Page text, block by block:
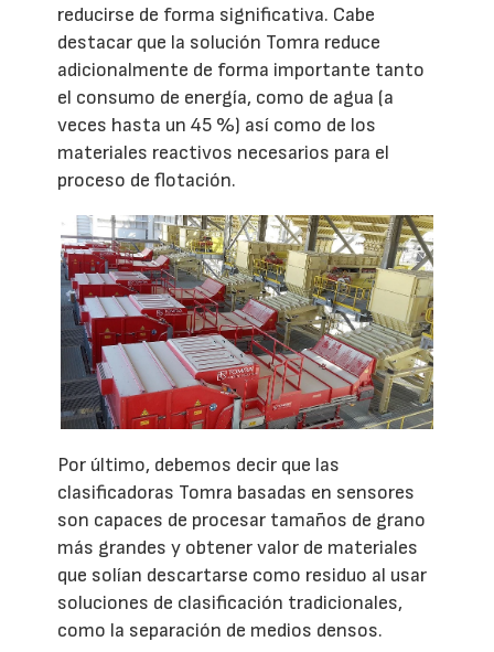
reducirse de forma significativa. Cabe
destacar que la solución Tomra reduce
adicionalmente de forma importante tanto
el consumo de energía, como de agua (a
veces hasta un 45 %) así como de los
materiales reactivos necesarios para el
proceso de flotación.
Por último, debemos decir que las
clasificadoras Tomra basadas en sensores
son capaces de procesar tamaños de grano
más grandes y obtener valor de materiales
que solían descartarse como residuo al usar
soluciones de clasificación tradicionales,
como la separación de medios densos.